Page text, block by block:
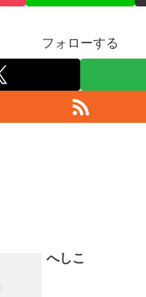
フォローする
へしこ